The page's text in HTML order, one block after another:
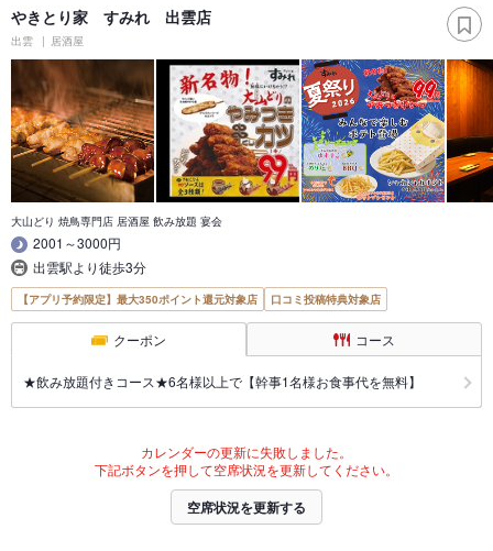
やきとり家 すみれ 出雲店
出雲 居酒屋
大山どり 焼鳥専門店 居酒屋 飲み放題 宴会
2001～3000円
出雲駅より徒歩3分
【アプリ予約限定】最大350ポイント還元対象店 口コミ投稿特典対象店
クーポン コース
★飲み放題付きコース★6名様以上で【幹事1名様お食事代を無料】
カレンダーの更新に失敗しました。
下記ボタンを押して空席状況を更新してください。
空席状況を更新する